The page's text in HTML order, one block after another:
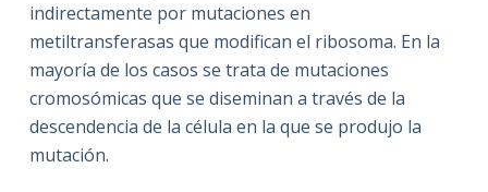
indirectamente por mutaciones en
metiltransferasas que modifican el ribosoma. En la
mayoría de los casos se trata de mutaciones
cromosómicas que se diseminan a través de la
descendencia de la célula en la que se produjo la
mutación.